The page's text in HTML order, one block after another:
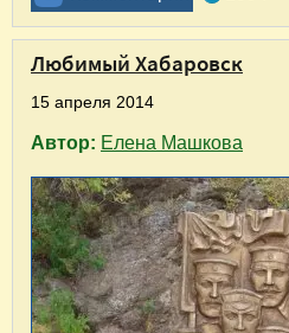
Любимый Хабаровск
15 апреля 2014
Автор: Елена Машкова